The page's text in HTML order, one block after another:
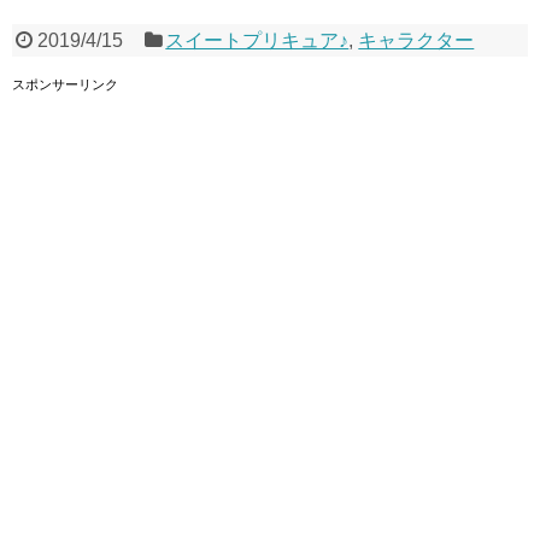
2019/4/15 スイートプリキュア♪, キャラクター
スポンサーリンク